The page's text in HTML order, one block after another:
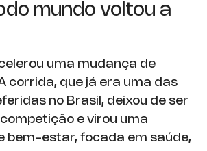
mundo voltou a
uma mudança de
corrida, que já era uma das
no Brasil, deixou de ser
e virou uma
bem-estar, focada em saúde,